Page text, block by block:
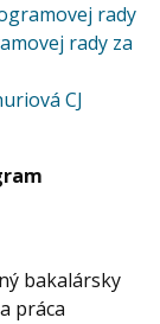
rady
rady za
CJ
bakalársky
práca